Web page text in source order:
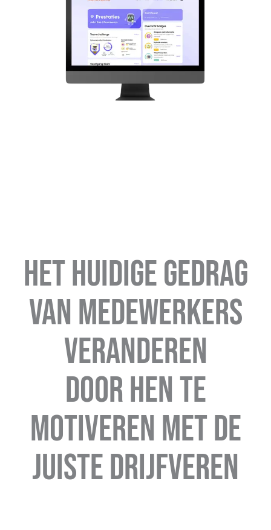
Het huidige gedrag
van medewerkers
veranderen
door hen te
motiveren met de
juiste drijfveren